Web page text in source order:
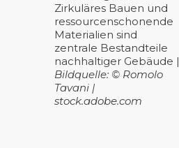
Zirkuläres Bauen und
ressourcenschonende
Materialien sind
zentrale Bestandteile
nachhaltiger Gebäude |
Bildquelle: © Romolo
Tavani |
stock.adobe.com